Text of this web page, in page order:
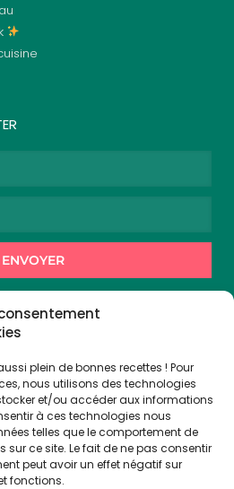
plein de bonnes recettes ! Pour
nous utilisons des technologies
et/ou accéder aux informations
à ces technologies nous
telles que le comportement de
sur ce site. Le fait de ne pas consentir
peut avoir un effet négatif sur
fonctions.
ENVOYER
de recevoir des
de Cuisto Cook.
nous !